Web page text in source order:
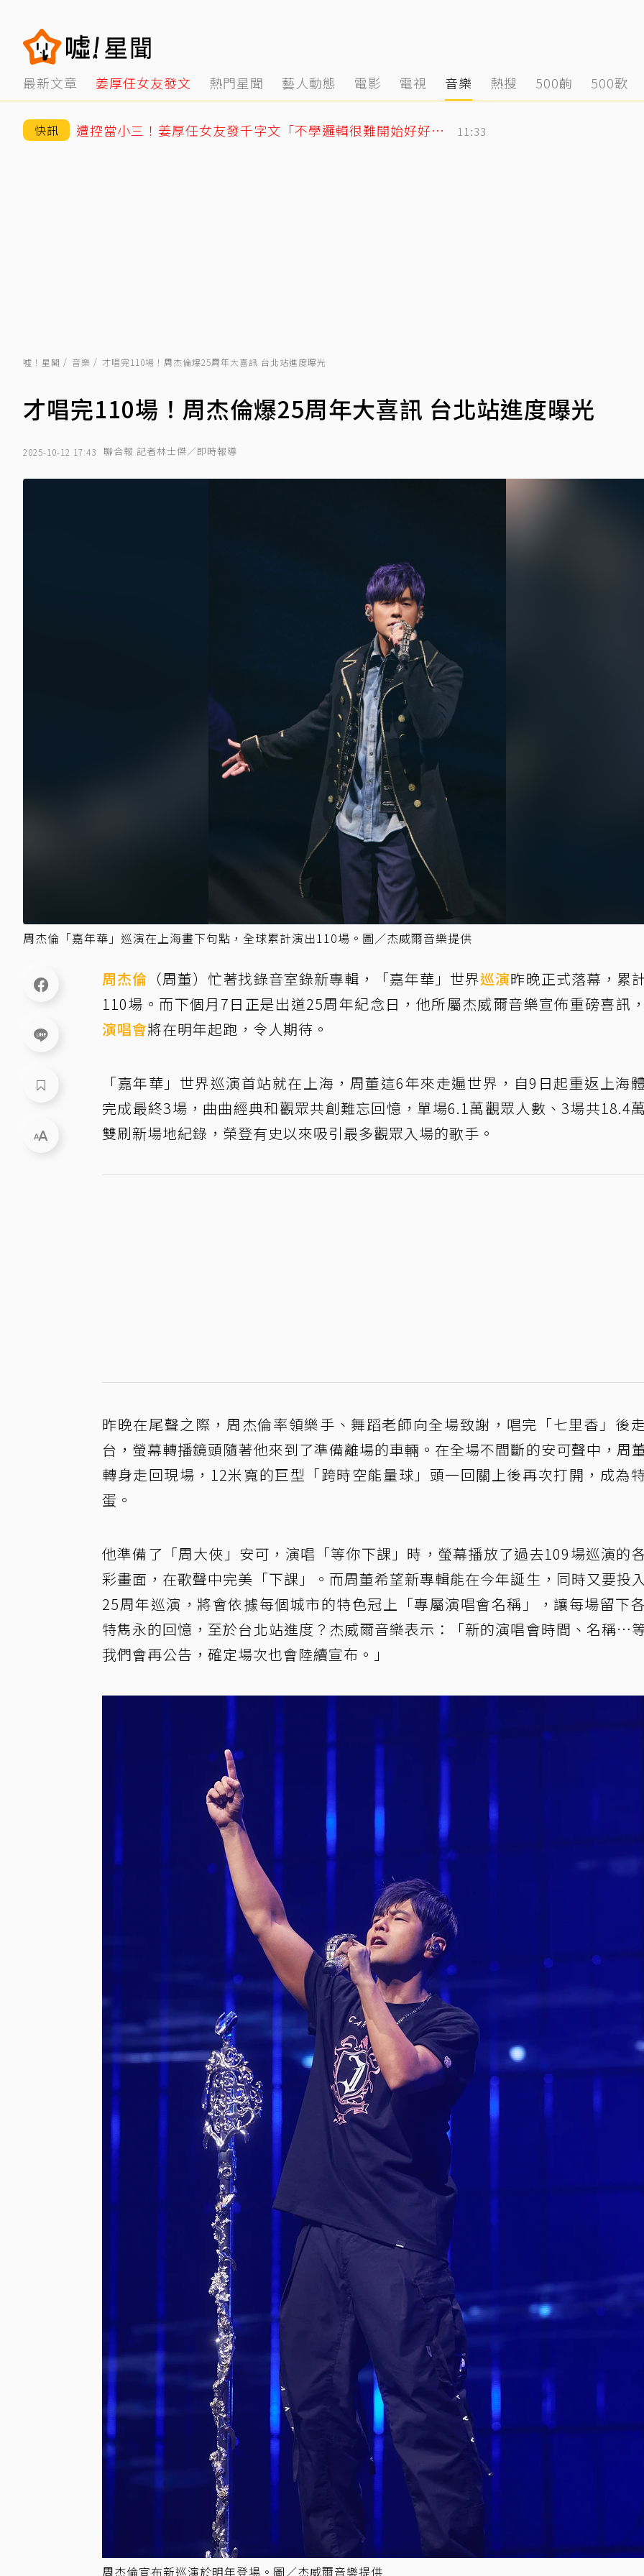
最新文章 姜厚任女友發文 熱門星聞 藝人動態 電影 電視 音樂 熱搜 500齣 500歌
快訊 遭控當小三！姜厚任女友發千字文「不學邏輯很難開始好好活」 11:33
噓！星聞 音樂 才唱完110場！周杰倫爆25周年大喜訊 台北站進度曝光
才唱完110場！周杰倫爆25周年大喜訊 台北站進度曝光
2025-10-12 17:43 聯合報 記者林士傑／即時報導
周杰倫「嘉年華」巡演在上海畫下句點，全球累計演出110場。圖／杰威爾音樂提供
周杰倫 （周董）忙著找錄音室錄新專輯，「嘉年華」世界巡演昨晚正式落幕，累
110場。而下個月7日正是出道25周年紀念日，他所屬杰威爾音樂宣佈重磅喜訊
演唱會將在明年起跑，令人期待。
「嘉年華」世界巡演首站就在上海，周董這6年來走遍世界，自9日起重返上海
完成最終3場，曲曲經典和觀眾共創難忘回憶，單場6.1萬觀眾人數、3場共18.4
雙刷新場地紀錄，榮登有史以來吸引最多觀眾入場的歌手。
昨晚在尾聲之際，周杰倫率領樂手、舞蹈老師向全場致謝，唱完「七里香」後
台，螢幕轉播鏡頭隨著他來到了準備離場的車輛。在全場不間斷的安可聲中，周
轉身走回現場，12米寬的巨型「跨時空能量球」頭一回關上後再次打開，成為
蛋。
他準備了「周大俠」安可，演唱「等你下課」時，螢幕播放了過去109場巡演的
彩畫面，在歌聲中完美「下課」。而周董希望新專輯能在今年誕生，同時又要投
25周年巡演，將會依據每個城市的特色冠上「專屬演唱會名稱」，讓每場留下
特雋永的回憶，至於台北站進度？杰威爾音樂表示：「新的演唱會時間、名稱…
我們會再公告，確定場次也會陸續宣布。」
周杰倫宣布新巡演於明年登場。圖／杰威爾音樂提供